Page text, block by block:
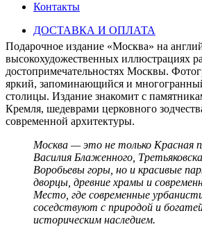
Контакты
ДОСТАВКА И ОПЛАТА
Подарочное издание «Москва» на
высокохудожественных иллюстрациях
достопримечательностях Москвы.
яркий, запоминающийся и
столицы. Издание знакомит с
Кремля, шедеврами церковного
современной архитектуры.
Москва — это не только Красная
Василия Блаженного,
Воробьевы горы, но и красивые
дворцы, древние храмы и
Место, где современные
соседствуют с природой и
историческим наследием.